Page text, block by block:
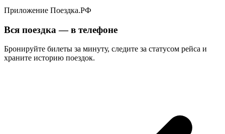
Приложение Поездка.РФ
Вся поездка — в телефоне
Бронируйте билеты за минуту, следите за статусом рейса и
храните историю поездок.